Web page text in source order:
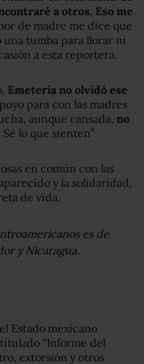
a otros. Eso me
de madre me dice que
una tumba para llorar ni
a esta reportera.
Emeteria no olvidó ese
para con las madres
aunque cansada, no
Sé lo que sienten”
en común con las
y la solidaridad,
de vida.
es de
y Nicaragua.
Estado mexicano
“Informe del
extorsión y otros